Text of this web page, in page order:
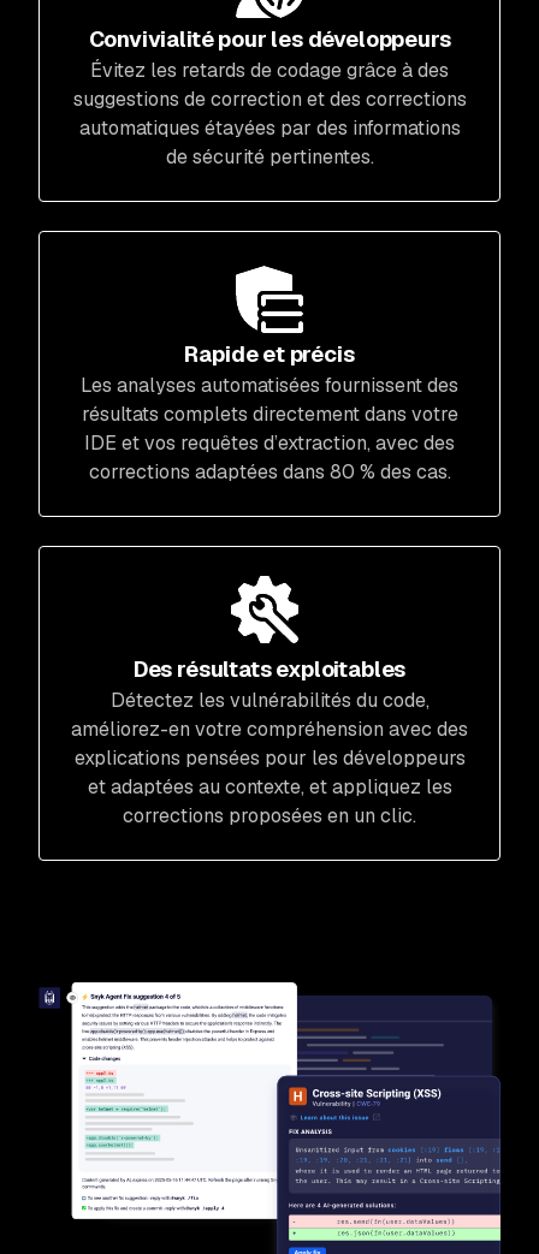
Convivialité pour les développeurs
Évitez les retards de codage grâce à des
suggestions de correction et des corrections
automatiques étayées par des informations
de sécurité pertinentes.
Rapide et précis
Les analyses automatisées fournissent des
résultats complets directement dans votre
IDE et vos requêtes d’extraction, avec des
corrections adaptées dans 80 % des cas.
Des résultats exploitables
Détectez les vulnérabilités du code,
améliorez-en votre compréhension avec des
explications pensées pour les développeurs
et adaptées au contexte, et appliquez les
corrections proposées en un clic.